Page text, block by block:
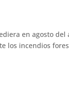
en agosto del
los incendios